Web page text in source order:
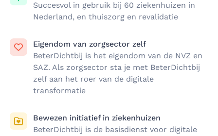
Succesvol in gebruik bij 60 ziekenhuizen in
Nederland, en thuiszorg en revalidatie
Eigendom van zorgsector zelf
BeterDichtbij is het eigendom van de NVZ en
SAZ. Als zorgsector sta je met BeterDichtbij
zelf aan het roer van de digitale
transformatie
Bewezen initiatief in ziekenhuizen
BeterDichtbij is de basisdienst voor digitale